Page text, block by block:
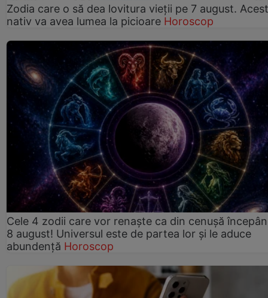
Zodia care o să dea lovitura vieții pe 7 august. Acest
nativ va avea lumea la picioare Horoscop
Cele 4 zodii care vor renaște ca din cenușă
8 august! Universul este de partea lor și le aduce
abundență Horoscop